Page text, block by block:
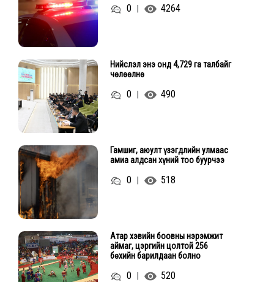
0 4264
Нийслэл энэ онд 4,729 га талбайг
чөлөөлнө
0 490
Гамшиг, аюулт үзэгдлийн улмаас
амиа алдсан хүний тоо буурчээ
0 518
Атар хэвийн боовны нэрэмжит
аймаг, цэргийн цолтой 256
бөхийн барилдаан болно
0 520